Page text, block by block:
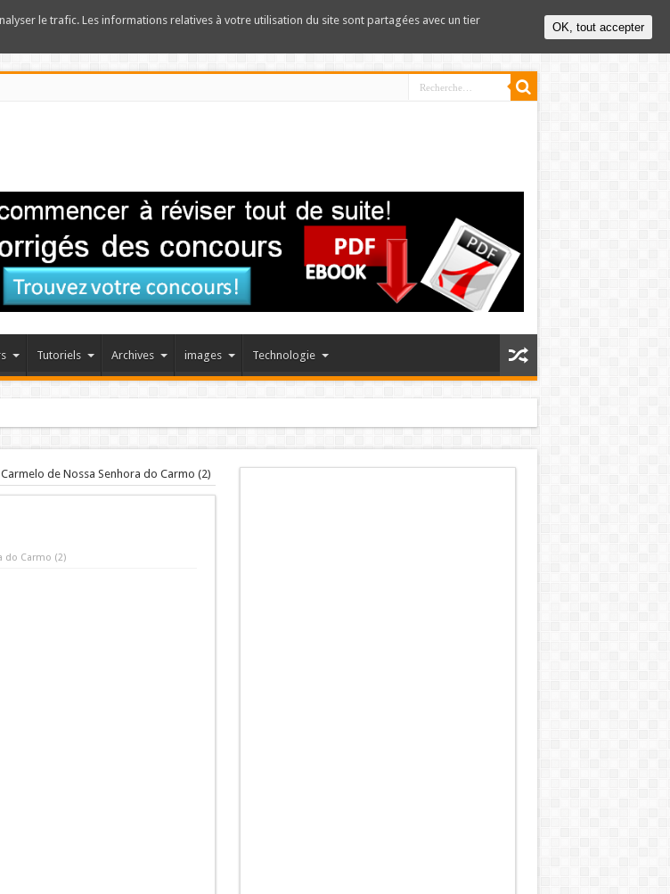
Tutoriels Archives images Technologie
Carmelo de Nossa Senhora do Carmo (2)
do Carmo (2)
le trafic. Les informations relatives à votre utilisation du site sont partagées avec un tier
OK, tout accepter